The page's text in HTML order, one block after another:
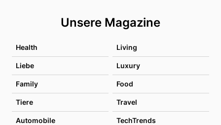
Unsere Magazine
Health Living
Liebe Luxury
Family Food
Tiere Travel
Automobile TechTrends